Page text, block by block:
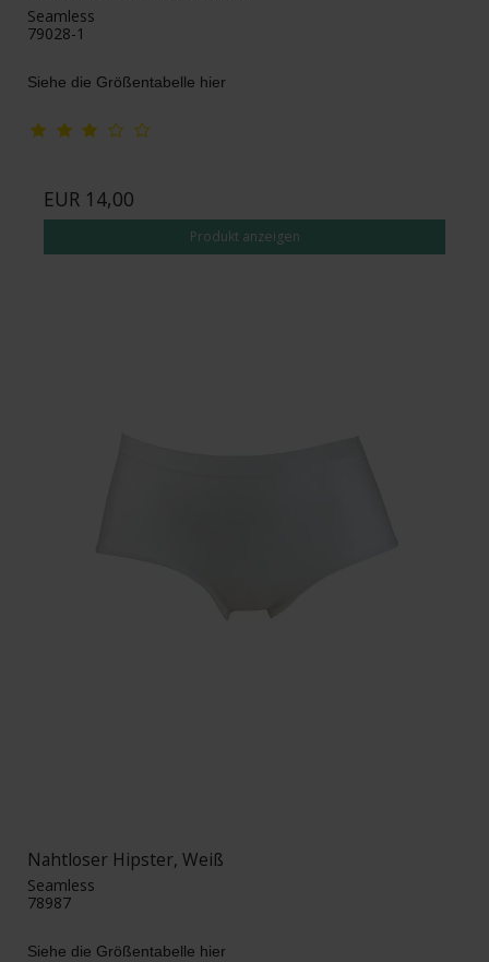
Seamless
79028-1
Siehe die Größentabelle hier
EUR 14,00
Produkt anzeigen
Nahtloser Hipster, Weiß
Seamless
78987
Siehe die Größentabelle hier